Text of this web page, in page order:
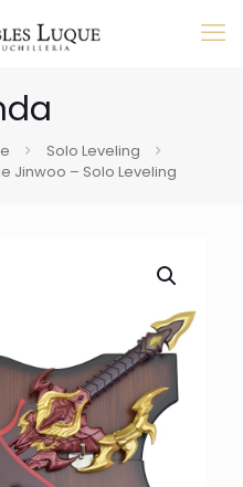
Solo Leveling
Jinwoo – Solo Leveling